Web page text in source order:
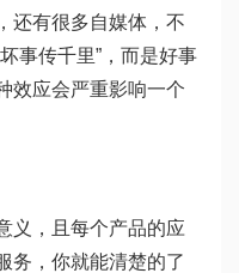
还有很多自媒体，不
事传千里”，而是好事
效应会严重影响一个
义，且每个产品的应
务，你就能清楚的了